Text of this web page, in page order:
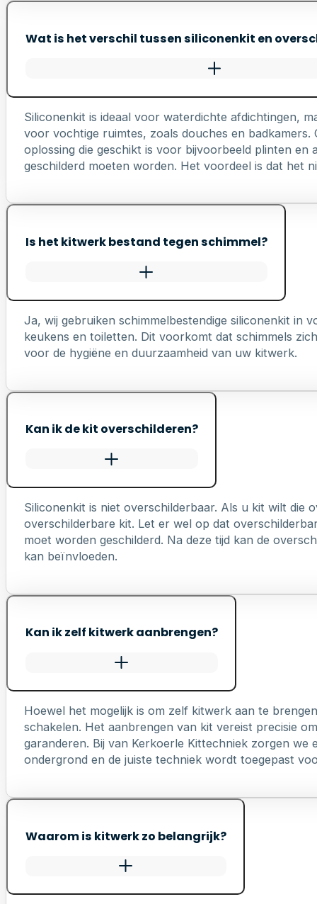
Wat is het verschil tussen siliconenkit en
Siliconenkit is ideaal voor waterdichte afdichtingen,
voor vochtige ruimtes, zoals douches en badkamers.
oplossing die geschikt is voor bijvoorbeeld plinten en
geschilderd moeten worden. Het voordeel is dat het
Is het kitwerk bestand tegen schimmel?
Ja, wij gebruiken schimmelbestendige siliconenkit in
keukens en toiletten. Dit voorkomt dat schimmels
voor de hygiëne en duurzaamheid van uw kitwerk.
Kan ik de kit overschilderen?
Siliconenkit is niet overschilderbaar. Als u kit wilt die
overschilderbare kit. Let er wel op dat
moet worden geschilderd. Na deze tijd kan de
kan beïnvloeden.
Kan ik zelf kitwerk aanbrengen?
Hoewel het mogelijk is om zelf kitwerk aan te
schakelen. Het aanbrengen van kit vereist precisie
garanderen. Bij van Kerkoerle Kittechniek zorgen
ondergrond en de juiste techniek wordt toegepast
Waarom is kitwerk zo belangrijk?